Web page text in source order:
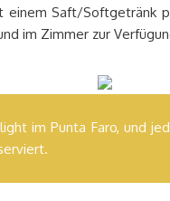
einem Saft/
im Zimmer zur
im Punta Faro, und